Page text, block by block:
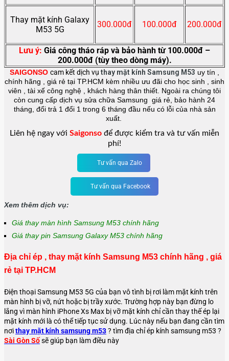
Thay mặt kính Galaxy
M53 5G
300.000đ 100.000đ 200.000đ
Lưu ý: Giá công tháo ráp và bảo hành từ 100.000đ –
200.000đ (tùy theo dòng máy).
SAIGONSO cam kết dịch vụthay mặt kính Samsung M53 uy tín ,
chính hãng , giá rẻ tại TP.HCM kèm nhiều ưu đãi cho học sinh , sinh
viên , tài xế công nghệ , khách hàng thân thiết. Ngoài ra chúng tôi
còn cung cấp dịch vụ sửa chữa Samsung giá rẻ, bảo hành 24
tháng, đổi trả 1 đổi 1 trong 6 tháng đầu nếu có lỗi của nhà sản
xuất.
Liên hệ ngay với Saigonso để được kiểm tra và tư vấn miễn
phí!
Tư vấn qua Zalo
Tư vấn qua Facebook
Xem thêm dịch vụ:
Giá thay màn hình Samsung M53 chính hãng
Giá thay pin Samsung Galaxy M53 chính hãng
Địa chỉ ép , thay mặt kính Samsung M53 chính hãng , giá
rẻ tại TP.HCM
Điện thoại Samsung M53 5G của bạn vô tình bị rơi làm mặt kính trên
màn hình bị vỡ, nứt hoặc bị trầy xước. Trường hợp này bạn đừng lo
lắng vì màn hình iPhone Xs Max bị vỡ mặt kính chỉ cần thay thế ép lại
mặt kính mới là có thể tiếp tục sử dụng. Lúc này nếu bạn đang cần tìm
nơithay mặt kính samsung m53? tìm địa chỉ ép kính samsung m53 ?
Sài Gòn Sốsẽ giúp bạn làm điều này